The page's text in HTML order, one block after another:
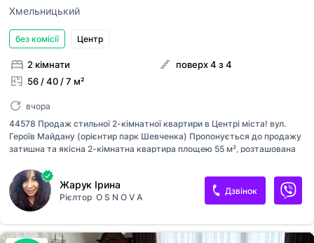
Хмельницький
без комісії Центр
2 кімнати
56 / 40 / 7 м²
поверх 4 з 4
вчора
44578 Продаж стильної 2-кімнатної квартири в Центрі міста! вул.
Героїв Майдану (орієнтир парк Шевченка) Пропонується до продажу
затишна та якісна 2-кімнатна квартира площею 55 м², розташована
сучасним ремонтом, який виконувався для себе з використанням
дорогих та якісних матеріалів. Великі світлі вікна наповнюють оселю
природним світлом і створюють особливу атмосферу комфорту.
Повністю замінено електропроводку та сантехніку; До квартири
прокладено окремий стояк на воду; Тепла підлога в санвузлі;
Встановлена газова колонка для гарячої води; Є можливість
Жарук Ірина
Рієлтор O S N O V A
Дзвінок